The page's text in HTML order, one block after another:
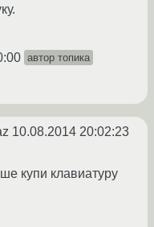
автор топика
10.08.2014 20:02:23
купи клавиатуру